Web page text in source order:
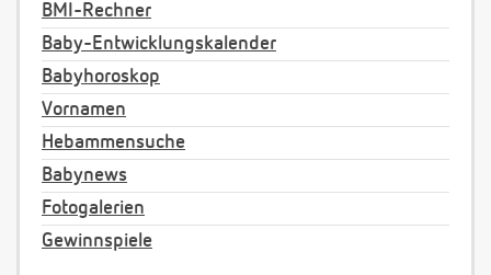
BMI-Rechner
Baby-Entwicklungskalender
Babyhoroskop
Vornamen
Hebammensuche
Babynews
Fotogalerien
Gewinnspiele